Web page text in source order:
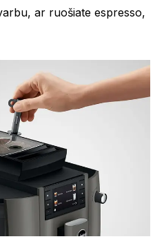
ar ruošiate espresso,